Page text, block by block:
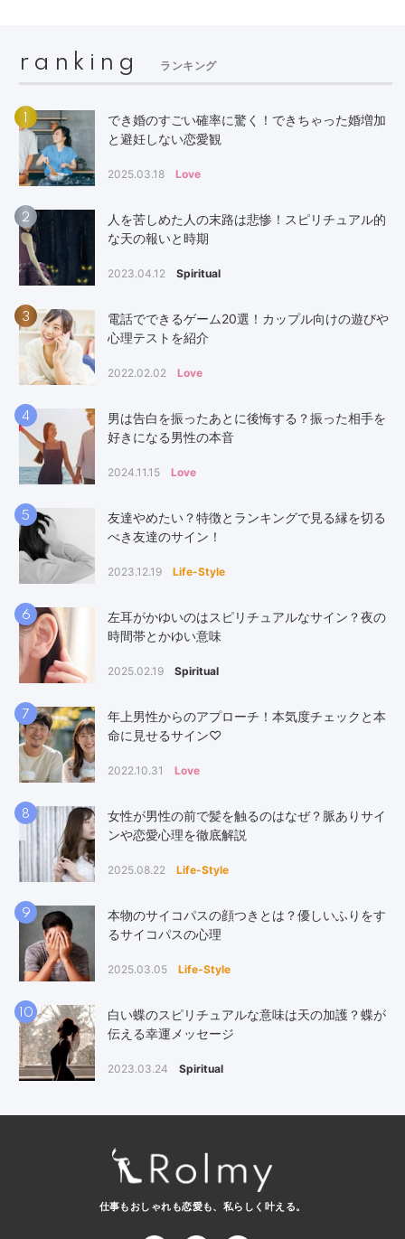
ranking ランキング
でき婚のすごい確率に驚く！できちゃった婚増加
と避妊しない恋愛観
2025.03.18 Love
2
人を苦しめた人の末路は悲惨！スピリチュアル的
な天の報いと時期
2023.04.12 Spiritual
3
電話でできるゲーム20選！カップル向けの遊びや
心理テストを紹介
2022.02.02 Love
4
男は告白を振ったあとに後悔する？振った相手を
好きになる男性の本音
2024.11.15 Love
5
友達やめたい？特徴とランキングで見る縁を切る
べき友達のサイン！
2023.12.19 Life-Style
6
左耳がかゆいのはスピリチュアルなサイン？夜の
時間帯とかゆい意味
2025.02.19 Spiritual
7
年上男性からのアプローチ！本気度チェックと本
命に見せるサイン♡
2022.10.31 Love
8
女性が男性の前で髪を触るのはなぜ？脈ありサイ
ンや恋愛心理を徹底解説
2025.08.22 Life-Style
9
本物のサイコパスの顔つきとは？優しいふりをす
るサイコパスの心理
2025.03.05 Life-Style
10
白い蝶のスピリチュアルな意味は天の加護？蝶が
伝える幸運メッセージ
2023.03.24 Spiritual
仕事もおしゃれも恋愛も、 私らしく叶える。